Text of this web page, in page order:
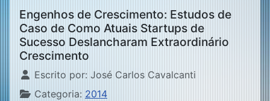
Engenhos de Crescimento: Estudos de
Caso de Como Atuais Startups de
Sucesso Deslancharam Extraordinário
Crescimento
Detalhes
Escrito por: José Carlos Cavalcanti
Categoria: 2014